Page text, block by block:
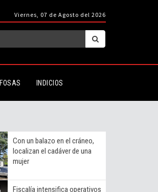
Viernes, 07 de Agosto del 2026
FOSAS INDICIOS
Con un balazo en el cráneo,
localizan el cadáver de una
mujer
Fiscalía intensifica operativos